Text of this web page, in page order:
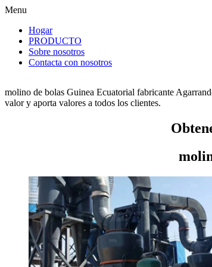
Menu
Hogar
PRODUCTO
Sobre nosotros
Contacta con nosotros
molino de bolas Guinea Ecuatorial fabricante
valor y aporta valores a todos los clientes.